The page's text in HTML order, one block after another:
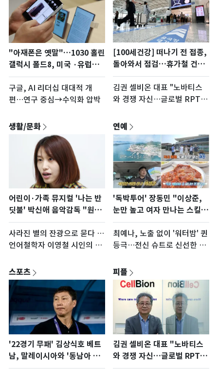
"아재폰은 옛말"…1030 홀린
갤럭시 폴드8, 미국 ·유럽에
서도 흥행
구글, AI 리더십 대대적 개
편…연구 중심→수익화 압박
[100세건강] 떠나기 전 접종,
돌아와서 점검…휴가철 건강
챙기자
김권 셀비온 대표 "노바티스
와 경쟁 자신…글로벌 RPT 5
생활/문화
어린이·가족 뮤지컬 '나는 반
딧불' 박신애 음악감독 "원곡
감동, 무대서도"
사라진 별의 잔광으로 묻다 …
언어철학자 이영철 시인의 첫
연예
'독박투어' 장동민 "이상준,
눈만 높고 여자 만나는 스킬
없어"
최예나, 노출 없이 '워터밤' 퀸
등극…전신 슈트로 신선한 충
스포츠
'22경기 무패' 김상식호 베트
남, 말레이시아와 '동남아 월
피플
김권 셀비온 대표 "노바티스
와 경쟁 자신…글로벌 RPT 5